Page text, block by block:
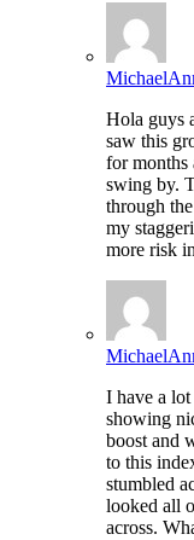
Hola guys
saw this
for months
swing by.
through
my
more risk
I have a
showing
boost and
to this
stumbled
looked all
across.